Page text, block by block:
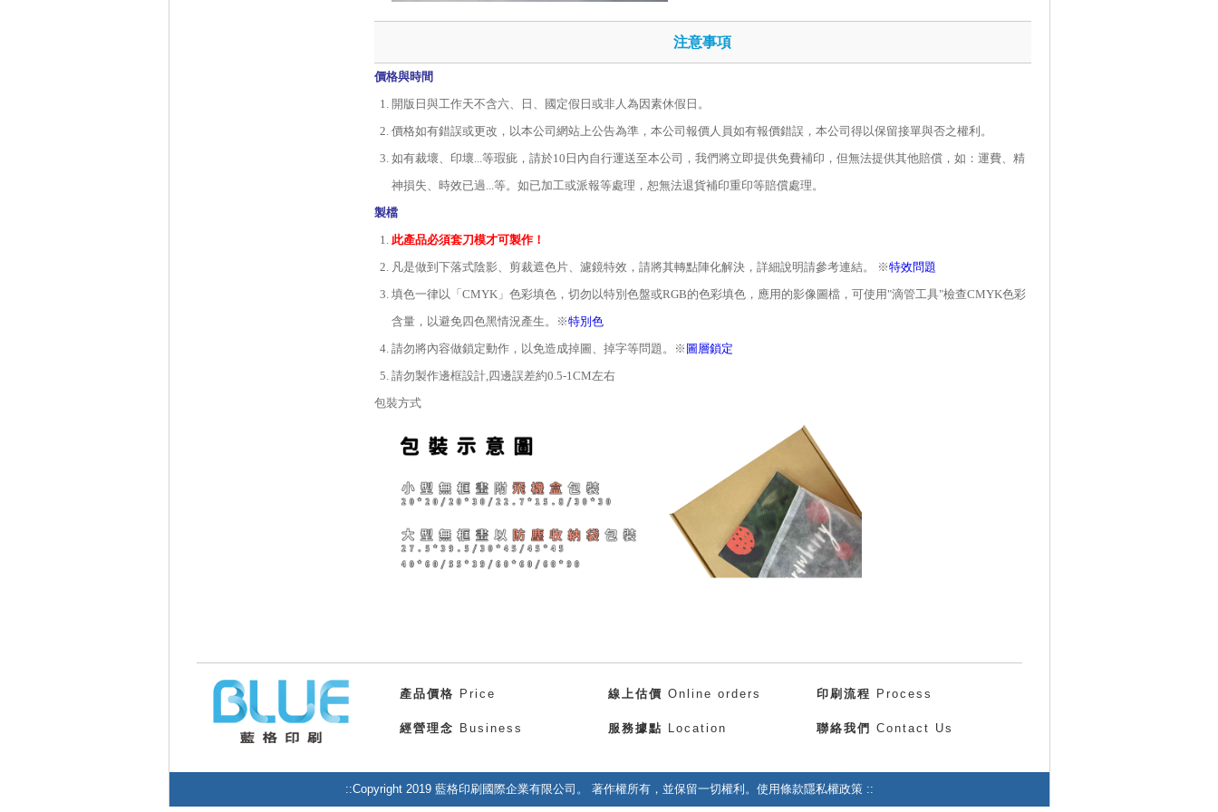
注意事項
價格與時間
開版日與工作天不含六、日、國定假日或非人為因素休假日。
價格如有錯誤或更改，以本公司網站上公告為準，本公司報價人員如有報價錯誤，本公司得以保留接單與否之權利。
如有裁壞、印壞...等瑕疵，請於10 日內自行運送至本公司，我們將立即提供免費補印，但無法提供其他賠償，如：運費、精
神損失、時效已過...等。如已加工或派報等處理，恕無法退貨補印重印等賠償處理。
製檔
此產品必須套刀模才可製作！
凡是做到下落式陰影、剪裁遮色片、濾鏡特效，請將其轉點陣化解決，詳細說明請參考連結。 ※特效問題
填色一律以「 CMYK 」色彩填色，切勿以特別色盤或RGB的色彩填色，應用的影像圖檔，可使用 "滴管工具"檢查CMYK色彩
含量，以避免四色黑情況產生。
※特別色
請勿將內容做鎖定動作，以免造成掉圖、掉字等問題。
※ 圖層鎖定
請勿製作邊框設計,四邊誤差約0.5-1CM左右
包裝方式
產品價格 Price 線上估價 Online orders 印刷流程 Process
經營理念 Business 服務據點 Location 聯絡我們 Contact Us
::Copyright 2019 藍格印刷國際企業有限公司。 著作權所有，並保留一切權利。使用條款隱私權政策 ::